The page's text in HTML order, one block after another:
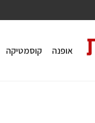
אופנה קוסמטיקה